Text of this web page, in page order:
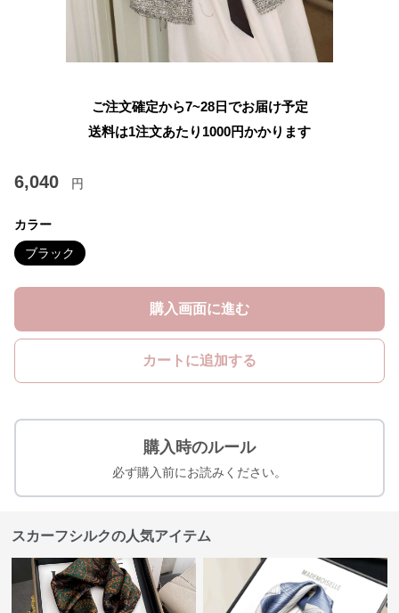
ご注文確定から7~28日でお届け予定
送料は1注文あたり 1000円かかります
6,040 円
カラー
ブラック
購入画面に進む
カートに追加する
購入時のルール
必ず購入前にお読みください。
スカーフシルクの人気アイテム